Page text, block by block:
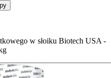
w słoiku Biotech USA -